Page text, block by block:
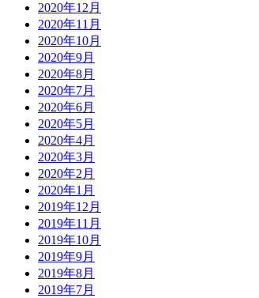
2020年12月
2020年11月
2020年10月
2020年9月
2020年8月
2020年7月
2020年6月
2020年5月
2020年4月
2020年3月
2020年2月
2020年1月
2019年12月
2019年11月
2019年10月
2019年9月
2019年8月
2019年7月